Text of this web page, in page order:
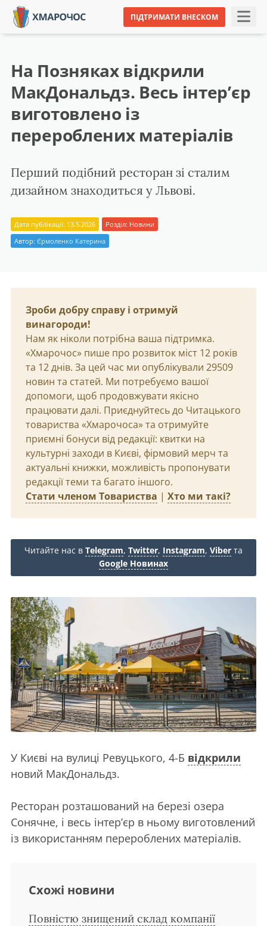
ПІДТРИМАТИ ВНЕСКОМ
На Позняках відкрили
МакДональдз. Весь інтер’єр
виготовлено із
перероблених матеріалів
Перший подібний ресторан зі сталим
дизайном знаходиться у Львові.
Дата публікації: 13.5.2026 Розділ: Новини
Автор: Єрмоленко Катерина
Зроби добру справу і отримуй
винагороди!
Нам як ніколи потрібна ваша підтримка.
«Хмарочос» пише про розвиток міст 12 років
та 12 днів. За цей час ми опублікували 29509
новин та статей. Ми потребуємо вашої
допомоги, щоб продовжувати якісно
працювати далі. Приєднуйтесь до Читацького
товариства «Хмарочоса» та отримуйте
приємні бонуси від редакції: квитки на
культурні заходи в Києві, фірмовий мерч та
актуальні книжки, можливість пропонувати
редакції теми та багато іншого.
Стати членом Товариства | Хто ми такі?
Читайте нас в Telegram, Twitter, Instagram, Viber та
Google Новинах
У Києві на вулиці Ревуцького, 4-Б відкрили
новий МакДональдз.
Ресторан розташований на березі озера
Сонячне, і весь інтер’єр в ньому виготовлений
із використанням перероблених матеріалів.
Схожі новини
Повністю знищений склад компанії